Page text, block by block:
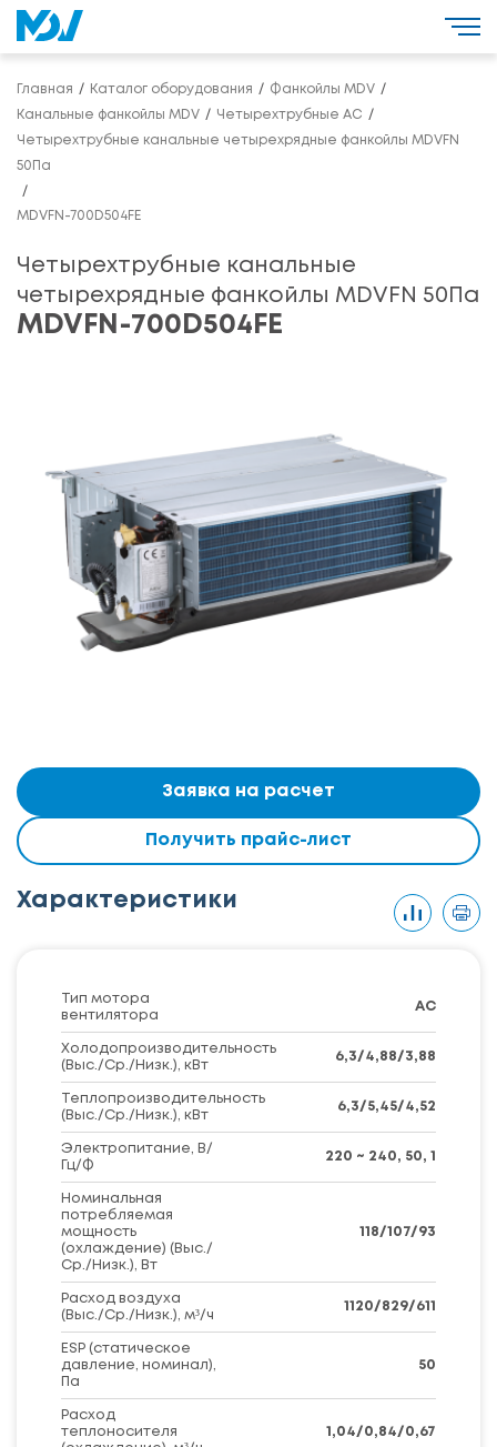
Главная Каталог оборудования Фанкойлы MDV
Канальные фанкойлы MDV Четырехтрубные AC
Четырехтрубные канальные четырехрядные фанкойлы MDVFN
50Па
MDVFN-700D504FE
Четырехтрубные канальные
четырехрядные фанкойлы MDVFN 50Па
MDVFN-700D504FE
Заявка на расчет
Получить прайс-лист
Характеристики
Тип мотора
вентилятора
AC
Холодопроизводительность
(Выс./Ср./Низк.), кВт
6,3/4,88/3,88
Теплопроизводительность
(Выс./Ср./Низк.), кВт
6,3/5,45/4,52
Электропитание, В/
Гц/Ф
220 ~ 240, 50, 1
Номинальная
потребляемая
мощность
(охлаждение) (Выс./
Ср./Низк.), Вт
118/107/93
Расход воздуха
(Выс./Ср./Низк.), м³/ч
1120/829/611
ESP (статическое
давление, номинал),
Па
50
Расход
теплоносителя
1,04/0,84/0,67